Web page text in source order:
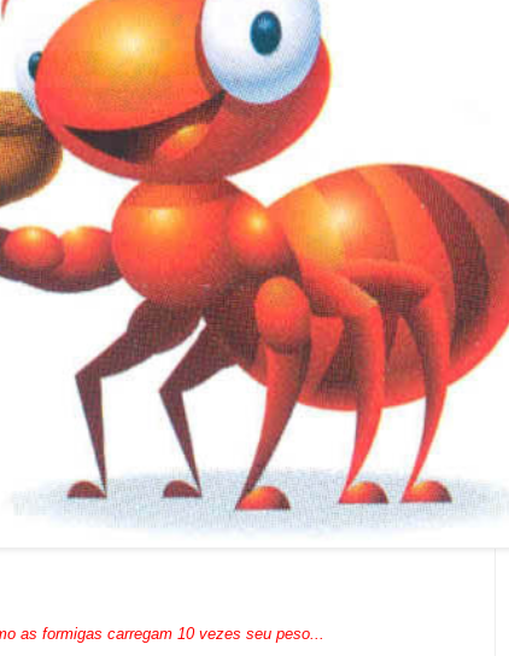
as formigas carregam 10 vezes seu peso...